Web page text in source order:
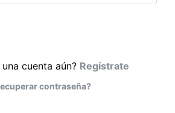
cuenta aún? Regístrate
contraseña?